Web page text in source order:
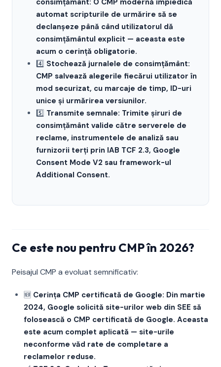
consimțământ: O CMP modernă împiedică
automat scripturile de urmărire să se
declanșeze până când utilizatorul dă
consimțământul explicit — aceasta este
acum o cerință obligatorie.
4️⃣ Stochează jurnalele de consimțământ:
CMP salvează alegerile fiecărui utilizator în
mod securizat, cu marcaje de timp, ID-uri
unice și urmărirea versiunilor.
5️⃣ Transmite semnale: Trimite șiruri de
consimțământ valide către serverele de
reclame, instrumentele de analiză sau
furnizorii terți prin IAB TCF 2.3, Google
Consent Mode V2 sau framework-ul
Additional Consent.
Ce este nou pentru CMP în 2026?
Peisajul CMP a evoluat semnificativ:
🆕 Cerința CMP certificată de Google: Din martie
2024, Google solicită site-urilor web din SEE să
folosească o CMP certificată de Google. Aceasta
este acum complet aplicată — site-urile
neconforme văd rate de completare a
reclamelor reduse.